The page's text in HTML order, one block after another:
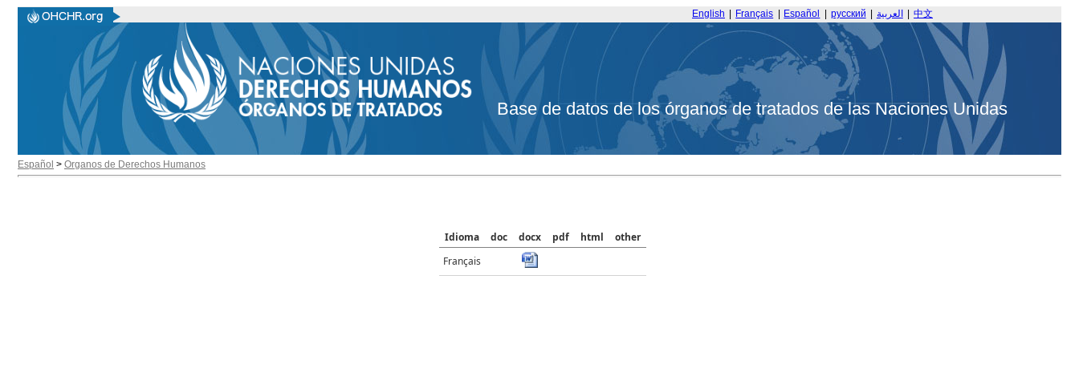
English Français Español русский العربية 中文
Base de datos de los órganos de tratados de las Naciones Unidas
Español > Organos de Derechos Humanos
Idioma doc docx pdf html
other
Français